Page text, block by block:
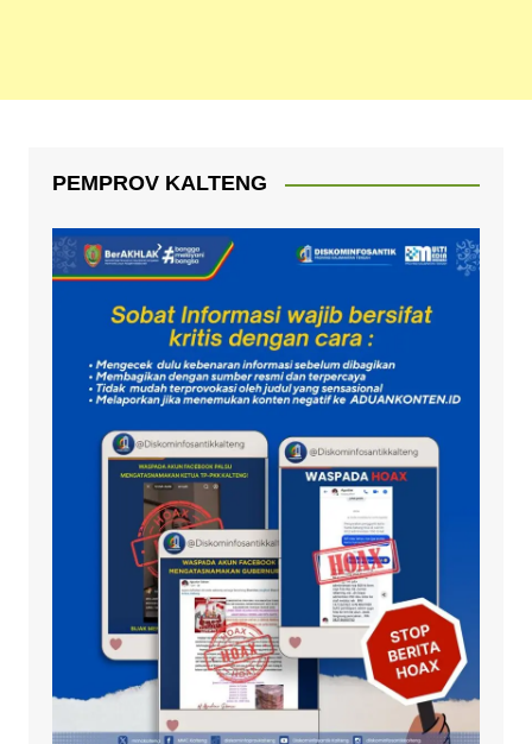
PEMPROV KALTENG